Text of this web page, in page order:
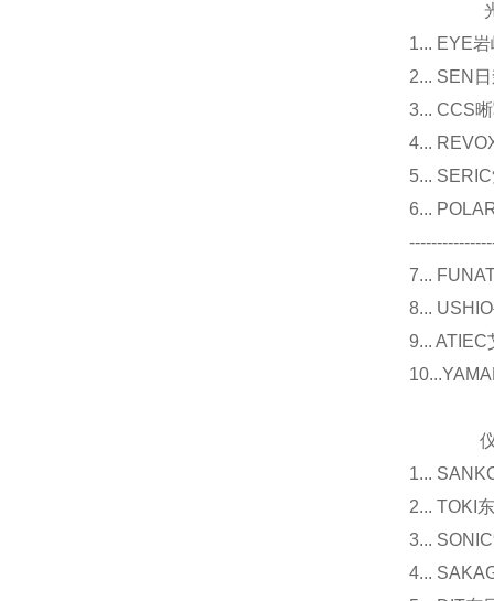
光源
1... EYE
2... SEN
3... CCS
4...
5...
6...
7...
8...
9...
仪器
1...
2... TOKI
3...
4...